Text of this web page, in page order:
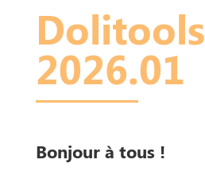
Dolitools
2026.01
Bonjour à tous !